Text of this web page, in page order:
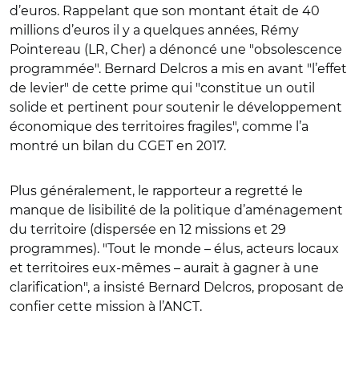
d’euros. Rappelant que son montant était de 40
millions d’euros il y a quelques années, Rémy
Pointereau (LR, Cher) a dénoncé une "obsolescence
programmée". Bernard Delcros a mis en avant "l’effet
de levier" de cette prime qui "constitue un outil
solide et pertinent pour soutenir le développement
économique des territoires fragiles", comme l’a
montré un bilan du CGET en 2017.
Plus généralement, le rapporteur a regretté le
manque de lisibilité de la politique d’aménagement
du territoire (dispersée en 12 missions et 29
programmes). "Tout le monde – élus, acteurs locaux
et territoires eux-mêmes – aurait à gagner à une
clarification", a insisté Bernard Delcros, proposant de
confier cette mission à l’ANCT.